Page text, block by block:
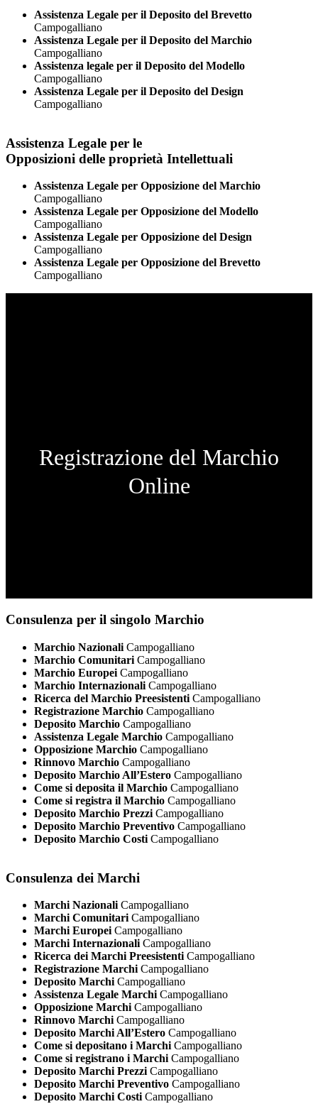
Assistenza Legale per il Deposito del Brevetto
Campogalliano
Assistenza Legale per il Deposito del Marchio
Campogalliano
Assistenza legale per il Deposito del Modello
Campogalliano
Assistenza Legale per il Deposito del Design
Campogalliano
Assistenza Legale per le
Opposizioni delle proprietà Intellettuali
Assistenza Legale per Opposizione del Marchio
Campogalliano
Assistenza Legale per Opposizione del Modello
Campogalliano
Assistenza Legale per Opposizione del Design
Campogalliano
Assistenza Legale per Opposizione del Brevetto
Campogalliano
Registrazione del Marchio
Online
Consulenza per il singolo Marchio
Marchio Nazionali Campogalliano
Marchio Comunitari Campogalliano
Marchio Europei Campogalliano
Marchio Internazionali Campogalliano
Ricerca del Marchio Preesistenti Campogalliano
Registrazione Marchio Campogalliano
Deposito Marchio Campogalliano
Assistenza Legale Marchio Campogalliano
Opposizione Marchio Campogalliano
Rinnovo Marchio Campogalliano
Deposito Marchio All’Estero Campogalliano
Come si deposita il Marchio Campogalliano
Come si registra il Marchio Campogalliano
Deposito Marchio Prezzi Campogalliano
Deposito Marchio Preventivo Campogalliano
Deposito Marchio Costi Campogalliano
Consulenza dei Marchi
Marchi Nazionali Campogalliano
Marchi Comunitari Campogalliano
Marchi Europei Campogalliano
Marchi Internazionali Campogalliano
Ricerca dei Marchi Preesistenti Campogalliano
Registrazione Marchi Campogalliano
Deposito Marchi Campogalliano
Assistenza Legale Marchi Campogalliano
Opposizione Marchi Campogalliano
Rinnovo Marchi Campogalliano
Deposito Marchi All’Estero Campogalliano
Come si depositano i Marchi Campogalliano
Come si registrano i Marchi Campogalliano
Deposito Marchi Prezzi Campogalliano
Deposito Marchi Preventivo Campogalliano
Deposito Marchi Costi Campogalliano